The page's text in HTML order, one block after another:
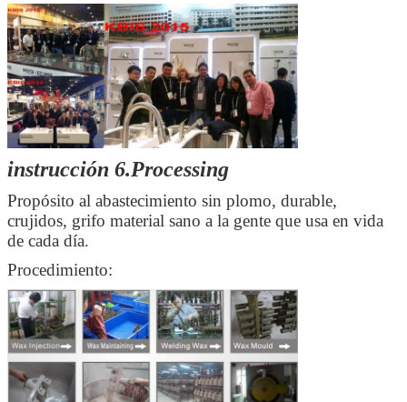
instrucción 6.Processing
Propósito al abastecimiento sin plomo, durable,
crujidos, grifo material sano a la gente que usa en vida
de cada día.
Procedimiento: